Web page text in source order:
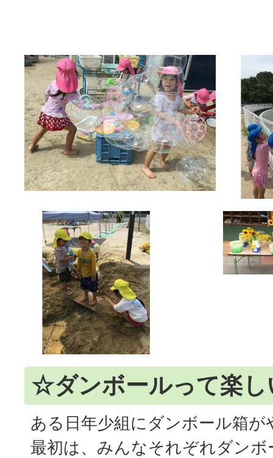
☆ダンボールって楽し
ある日年少組にダンボール箱
最初は、みんなそれぞれダン